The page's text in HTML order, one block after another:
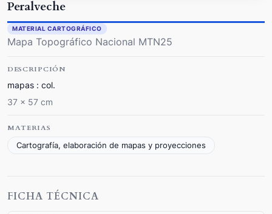
Peralveche
MATERIAL CARTOGRÁFICO
Mapa Topográfico Nacional MTN25
DESCRIPCIÓN
mapas : col.
37 x 57 cm
MATERIAS
Cartografía, elaboración de mapas y proyecciones
FICHA TÉCNICA